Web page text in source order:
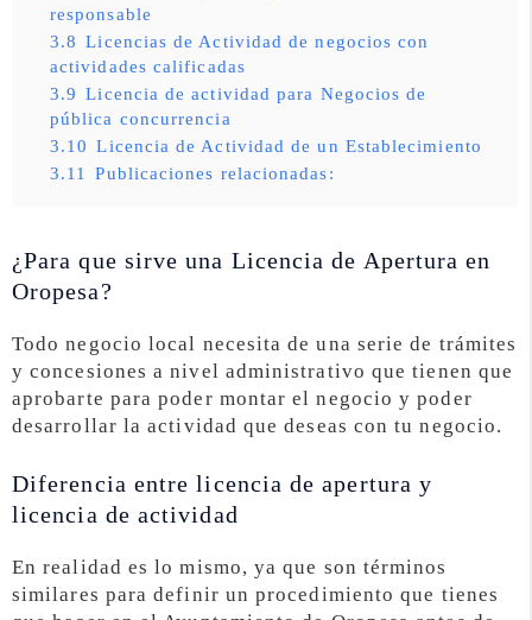
responsable
3.8 Licencias de Actividad de negocios con
actividades calificadas
3.9 Licencia de actividad para Negocios de
pública concurrencia
3.10 Licencia de Actividad de un Establecimiento
3.11
Publicaciones relacionadas:
¿Para que sirve una Licencia de Apertura en
Oropesa?
Todo negocio local necesita de una serie de trámites
y concesiones a nivel administrativo que tienen que
aprobarte para poder montar el negocio y poder
desarrollar la actividad que deseas con tu negocio.
Diferencia entre licencia de apertura y
licencia de actividad
En realidad es lo mismo, ya que son términos
similares para definir un procedimiento que tienes